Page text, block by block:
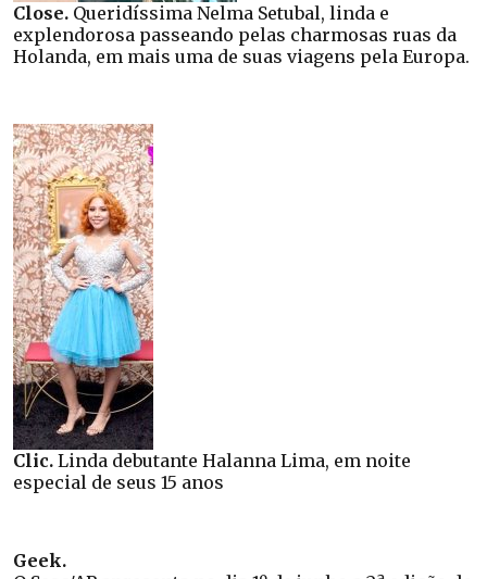
Close. Queridíssima Nelma Setubal, linda e
explendorosa passeando pelas charmosas ruas da
Holanda, em mais uma de suas viagens pela Europa.
Clic. Linda debutante Halanna Lima, em noite
especial de seus 15 anos
Geek.